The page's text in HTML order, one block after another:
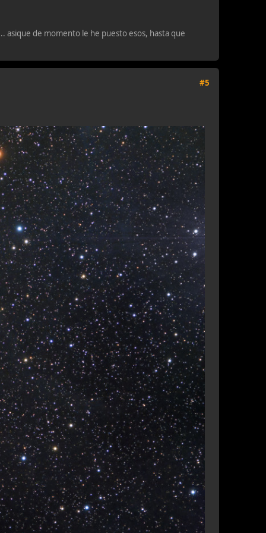
asique de momento le he puesto esos, hasta que
#5